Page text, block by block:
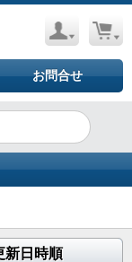
お問合せ
新日時順